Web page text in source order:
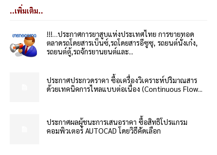
..เพิ่มเติม..
!!!…ประกาศการยาสูบแห่งประเทศไทย การขายทอด
ตลาดรถโดยสารเบ็นซ์,รถโดยสารอีซูซุ, รถยนต์นั่งเก๋ง,
รถยนต์ตู้,รถจักรยานยนต์และ...
ประกาศประกวดราคา ซื้อเครื่องวิเคราะห์ปริมาณสาร
ด้วยเทคนิคการไหลแบบต่อเนื่อง (Continuous Flow...
ประกาศผลผู้ชนะการเสนอราคา ซื้อสิทธิโปรแกรม
คอมพิวเตอร์ AUTOCAD โดยวิธีคัดเลือก